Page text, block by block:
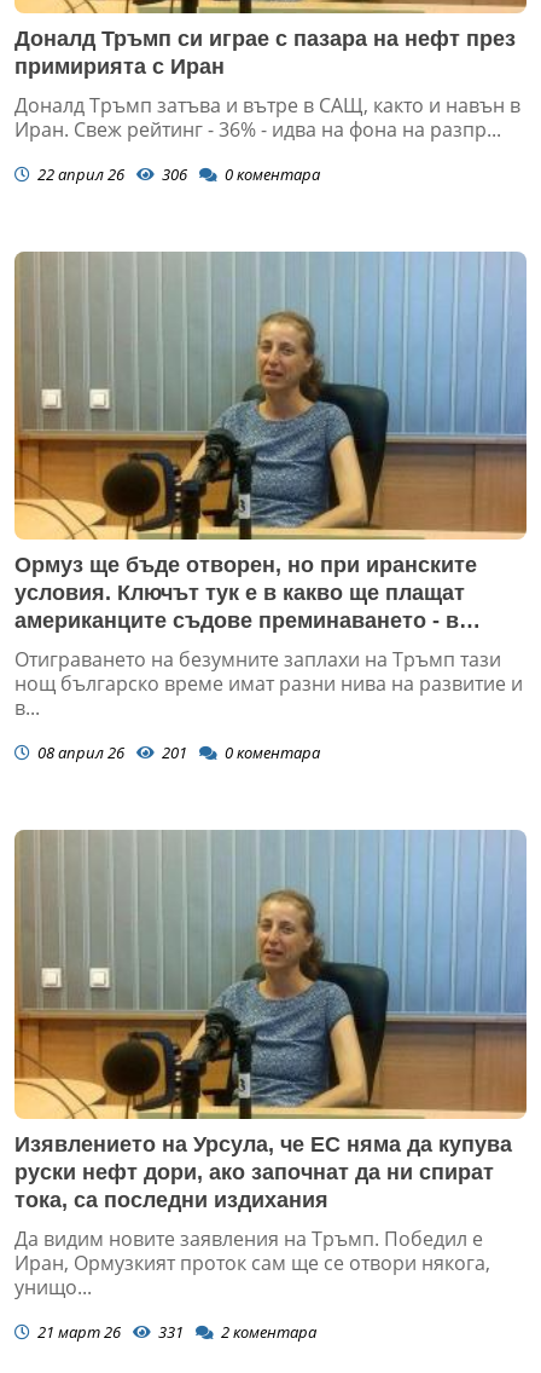
Доналд Тръмп си играе с пазара на нефт през
примирията с Иран
Доналд Тръмп затъва и вътре в САЩ, както и навън в
Иран. Свеж рейтинг - 36% - идва на фона на разпр...
22 април 26 306 0коментара
Ормуз ще бъде отворен, но при иранските
условия. Ключът тук е в какво ще плащат
американците съдове преминаването - в
долари или в юани
Отиграването на безумните заплахи на Тръмп тази
нощ българско време имат разни нива на развитие и
в...
08 април 26 201 0коментара
Изявлението на Урсула, че ЕС няма да купува
руски нефт дори, ако започнат да ни спират
тока, са последни издихания
Да видим новите заявления на Тръмп. Победил е
Иран, Ормузкият проток сам ще се отвори някога,
унищо...
21 март 26 331 2коментара